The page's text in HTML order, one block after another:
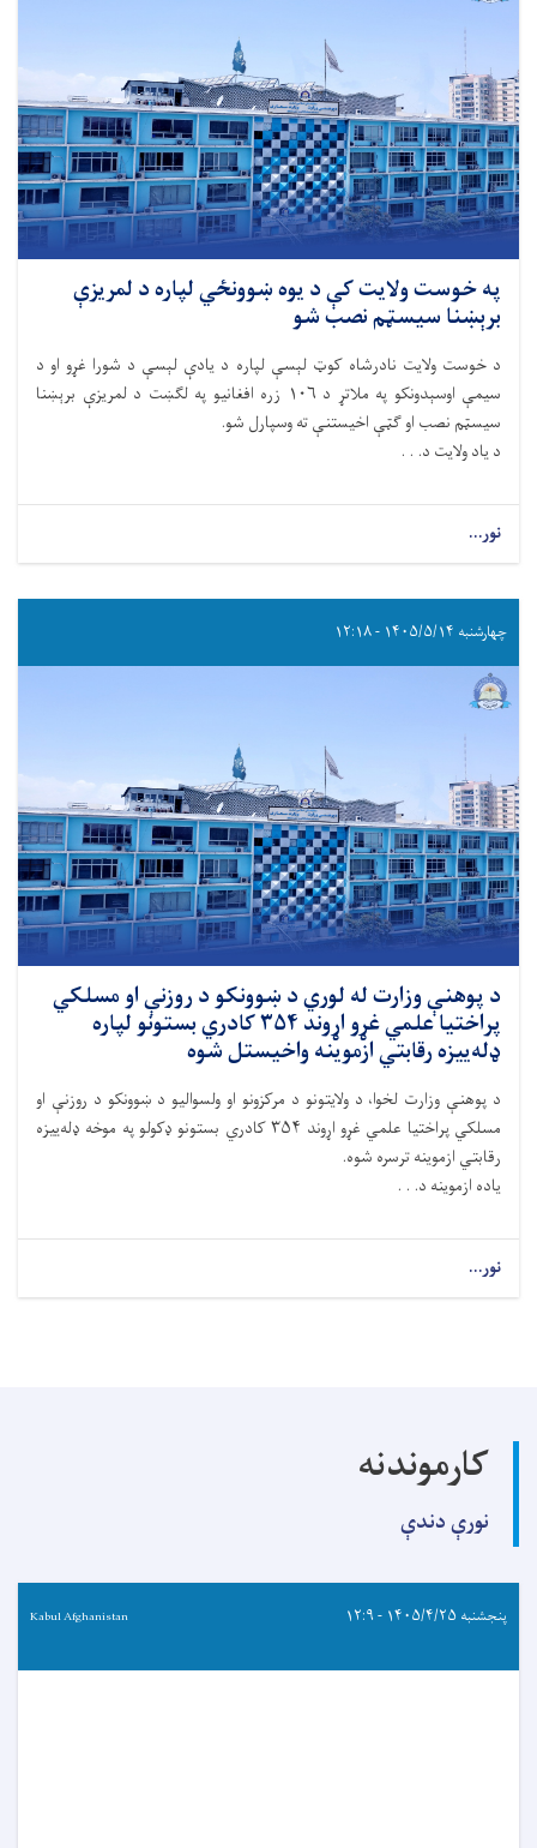
په خوست ولایت کې د یوه ښوونځي لپاره د لمریزې
برېښنا سیسټم نصب شو
د خوست ولایت نادرشاه کوټ لېسې لپاره د یادې لېسې د شورا غړو او د
سیمې اوسېدونکو په ملاتړ د ۱۰۶ زره افغانیو په لګښت د لمریزې برېښنا
سیسټم نصب او ګټې اخیستنې ته وسپارل شو.
د یاد ولایت د. . .
نور...
چهارشنبه ۱۴۰۵/۵/۱۴ - ۱۲:۱۸
د پوهنې وزارت له لوري د ښوونکو د روزنې او مسلکي
پراختیا علمي غړو اړوند ۳۵۴ کادري بستونو لپاره
ډله‌ییزه رقابتي ازموینه واخیستل شوه
د پوهنې وزارت لخوا، د ولايتونو د مرکزونو او ولسواليو د ښوونکو د روزنې او
مسلکي پراختیا علمي غړو اړوند ۳۵۴ کادري بستونو ډکولو په موخه ډله‌ییزه
رقابتي ازموینه ترسره شوه.
ياده ازموینه د. . .
نور...
کارموندنه
نورې دندې
پنجشنبه ۱۴۰۵/۴/۲۵ - ۱۲:۹ Kabul Afghanistan